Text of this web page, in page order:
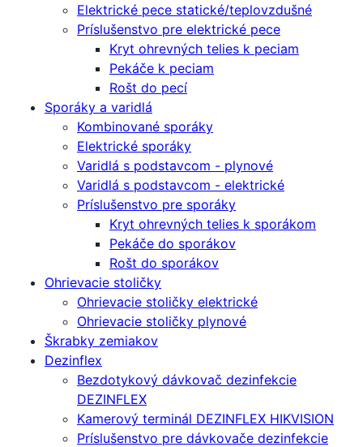
Elektrické pece statické/teplovzdušné
Príslušenstvo pre elektrické pece
Kryt ohrevných telies k peciam
Pekáče k peciam
Rošt do pecí
Sporáky a varidlá
Kombinované sporáky
Elektrické sporáky
Varidlá s podstavcom - plynové
Varidlá s podstavcom - elektrické
Príslušenstvo pre sporáky
Kryt ohrevných telies k sporákom
Pekáče do sporákov
Rošt do sporákov
Ohrievacie stoličky
Ohrievacie stoličky elektrické
Ohrievacie stoličky plynové
Škrabky zemiakov
Dezinflex
Bezdotykový dávkovač dezinfekcie
DEZINFLEX
Kamerový terminál DEZINFLEX HIKVISION
Príslušenstvo pre dávkovače dezinfekcie